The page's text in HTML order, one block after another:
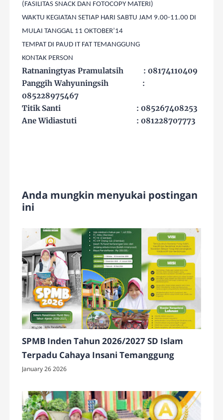
(FASILITAS SNACK DAN FOTOCOPY MATERI)
WAKTU KEGIATAN SETIAP HARI SABTU JAM 9.00-11.00 DI
MULAI TANGGAL 11 OKTOBER’14
TEMPAT DI PAUD IT FAT TEMANGGUNG
KONTAK PERSON
Ratnaningtyas Pramulatsih
: 08174110409
Panggih Wahyuningsih
:
085228975467
Titik Santi
: 085267408253
Ane Widiastuti
: 081228707773
Anda mungkin menyukai postingan
ini
SPMB Inden Tahun 2026/2027 SD Islam
Terpadu Cahaya Insani Temanggung
January 26 2026